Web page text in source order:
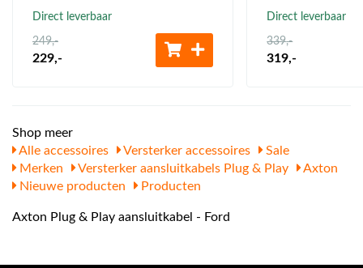
Direct leverbaar
249,-
229,-
Direct leverbaar
339,-
319,-
Shop meer
Alle accessoires
Versterker accessoires
Sale
Merken
Versterker aansluitkabels Plug & Play
Axton
Nieuwe producten
Producten
Axton Plug & Play aansluitkabel - Ford